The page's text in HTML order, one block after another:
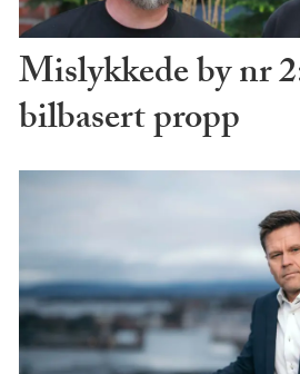
Mislykkede by nr
bilbasert propp